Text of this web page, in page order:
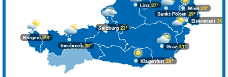
Bregenz28°
Graz31°
Innsbruck20°
Klagenfurt 26°
Linz27°
Salzburg23°
Wien 29°
Eisenstadt 30°
Sankt Pölten 29°